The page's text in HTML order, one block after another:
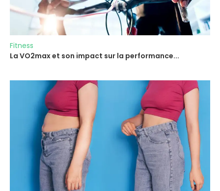
Fitness
La VO2max et son impact sur la performance...